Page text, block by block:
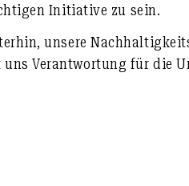
Initiative zu sein.
unsere
Verantwortung für die